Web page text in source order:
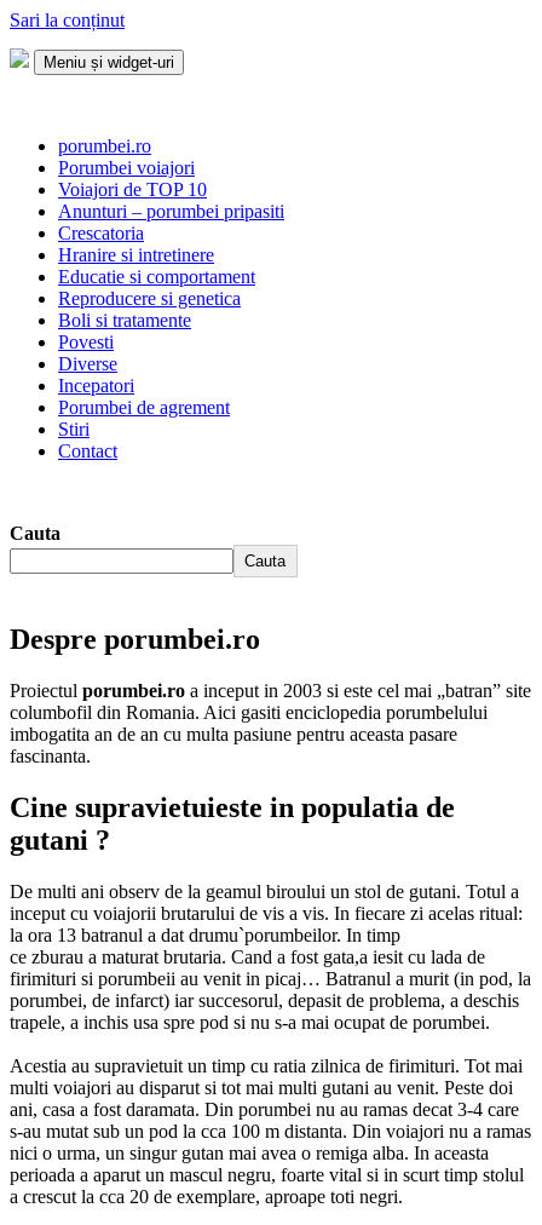
Sari la conținut
Meniu și widget-uri
porumbei.ro
Porumbei voiajori
Voiajori de TOP 10
Anunturi – porumbei pripasiti
Crescatoria
Hranire si intretinere
Educatie si comportament
Reproducere si genetica
Boli si tratamente
Povesti
Diverse
Incepatori
Porumbei de agrement
Stiri
Contact
Cauta
Cauta
Despre porumbei.ro
Proiectul porumbei.ro a inceput in 2003 si este cel mai „batran” site
columbofil din Romania. Aici gasiti enciclopedia porumbelului
imbogatita an de an cu multa pasiune pentru aceasta pasare
fascinanta.
Cine supravietuieste in populatia de
gutani ?
De multi ani observ de la geamul biroului un stol de gutani. Totul a
inceput cu voiajorii brutarului de vis a vis. In fiecare zi acelas ritual:
la ora 13 batranul a dat drumu`porumbeilor. In timp
ce zburau a maturat brutaria. Cand a fost gata,a iesit cu lada de
firimituri si porumbeii au venit in picaj… Batranul a murit (in pod, la
porumbei, de infarct) iar succesorul, depasit de problema, a deschis
trapele, a inchis usa spre pod si nu s-a mai ocupat de porumbei.
Acestia au supravietuit un timp cu ratia zilnica de firimituri. Tot mai
multi voiajori au disparut si tot mai multi gutani au venit. Peste doi
ani, casa a fost daramata. Din porumbei nu au ramas decat 3-4 care
s-au mutat sub un pod la cca 100 m distanta. Din voiajori nu a ramas
nici o urma, un singur gutan mai avea o remiga alba. In aceasta
perioada a aparut un mascul negru, foarte vital si in scurt timp stolul
a crescut la cca 20 de exemplare, aproape toti negri.